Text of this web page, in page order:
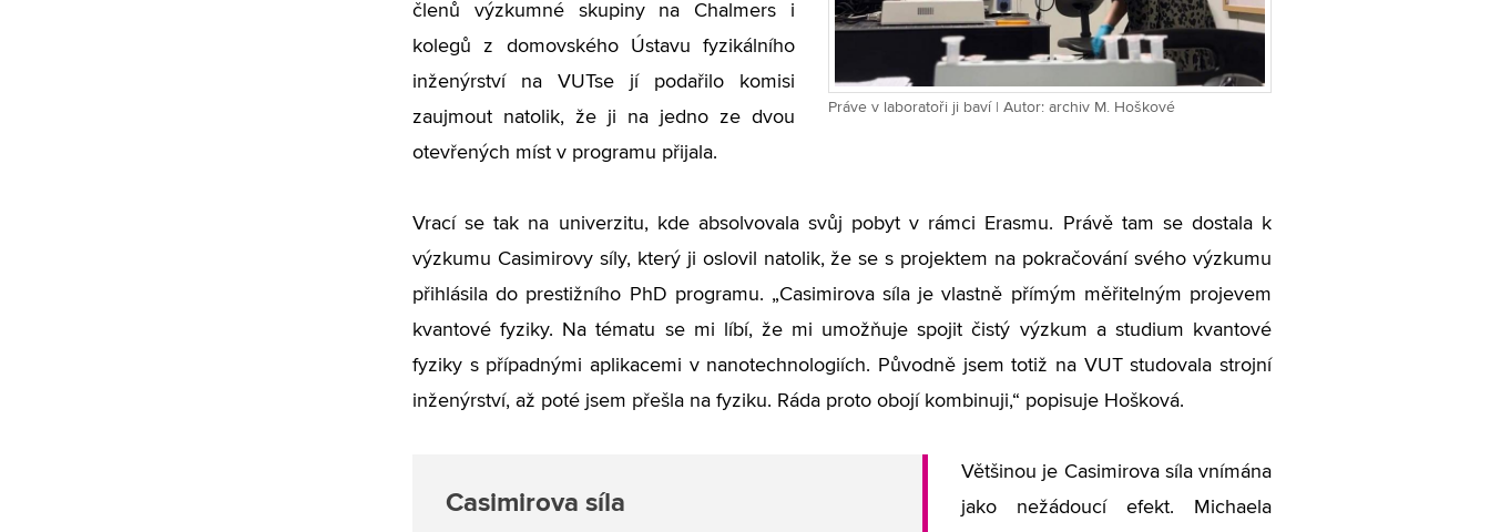
Práve v laboratoři ji baví | Autor: archiv M. Hoškové
členů výzkumné skupiny na Chalmers i
kolegů z domovského Ústavu fyzikálního
inženýrství na VUTse jí podařilo komisi
zaujmout natolik, že ji na jedno ze dvou
otevřených míst v programu přijala.
Vrací se tak na univerzitu, kde absolvovala svůj pobyt v rámci Erasmu. Právě tam se dostala k
výzkumu Casimirovy síly, který ji oslovil natolik, že se s projektem na pokračování svého výzkumu
přihlásila do prestižního PhD programu. „Casimirova síla je vlastně přímým měřitelným projevem
kvantové fyziky. Na tématu se mi líbí, že mi umožňuje spojit čistý výzkum a studium kvantové
fyziky s případnými aplikacemi v nanotechnologiích. Původně jsem totiž na VUT studovala strojní
inženýrství, až poté jsem přešla na fyziku. Ráda proto obojí kombinuji,“ popisuje Hošková.
Casimirova síla
Většinou je Casimirova síla vnímána
jako nežádoucí efekt. Michaela